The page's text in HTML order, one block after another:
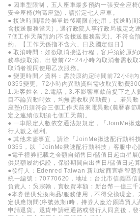
● 因車型限制，五人座車最多預約一張安全座
安全座椅(增高座墊)，請指定七人座車。
● 接送時間請於券單最後期限前使用，接送時
含接送服務當天)，遇行政院人事行政局規定之
7個工作天前預約(不含接送服務當天)。不符合
約。【工作天係指不含六、日及國定假日】
● 取消時間：如欲取消接送行程，客戶須於原
務專線取消。出發前72~24小時內取消者需收
取消者視同使用乙次服務。
● 變更時間／資料：需於原約定時間前72小時
0355變更。72小時內異動資料需收取異動費
1.乘客姓名，2.電話，3.不影響車款前提下之人
目不論異動時效，均無需收取異動費）。若異
座墊)仍須符合三個工作天前來電異動(農曆春節
定之連續假期須七個工天前)。
● 一車限定人數依交通法規規定，「JoinMe揪
行人數之權利。
● 其他未盡事宜，請洽「JoinMe揪速配行動科
0355，以「JoinMe揪速配行動科技」客服中心
●電子禮券記載之金額自銷售日/儲值日起由星
供足額履約保證，保證期間自出售日/儲值日起算
●發行人：Edenred Taiwan 新加坡商宜睿智慧
統一編號：70770620，地址：台北市信義區信
負責人：吳宗翰，實收資本額：新台幣一億三千
●本券僅供兌換商品/服務使用，不得兌換現金
定供應期間(序號效期)時，持券人應洽原購買人
申請退貨。退貨申請經通路或發行人同意後，